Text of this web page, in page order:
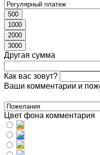
500
1000
2000
3000
Другая сумма
Как вас зовут?
Ваши комментарии и
Цвет фона комментария